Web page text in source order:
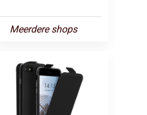
Meerdere shops